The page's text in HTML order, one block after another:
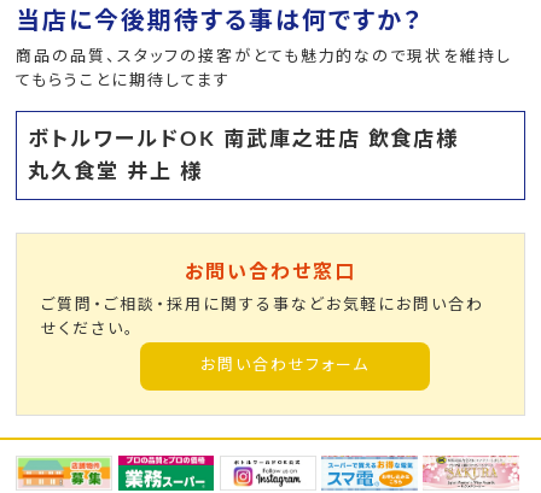
当店に今後期待する事は何ですか？
商品の品質、スタッフの接客がとても魅力的なので現状を維持し
てもらうことに期待してます
ボトルワールドOK 南武庫之荘店 飲食店様
丸久食堂 井上 様
お問い合わせ窓口
ご質問・ご相談・採用に関する事などお気軽にお問い合わ
せください。
お問い合わせフォーム